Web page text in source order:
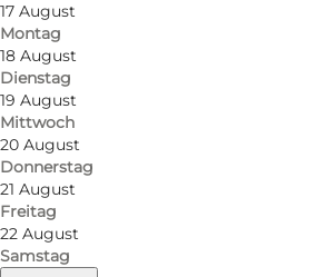
17 August
Montag
18 August
Dienstag
19 August
Mittwoch
20 August
Donnerstag
21 August
Freitag
22 August
Samstag
modernen Bequemlichkeiten
Wickel-, Behinderten- und
Münztelefon. Benutze auch den
Aufenthaltsraum mit TV.
Verleih von Hütte und
Sønderborg Strand Camping
Kilometer von der Stadt
wo es im Sommer zahlreiche